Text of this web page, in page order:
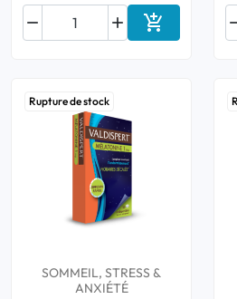

 Ajouter au
Rupture de stock
SOMMEIL, STRESS &
ANXIÉTÉ